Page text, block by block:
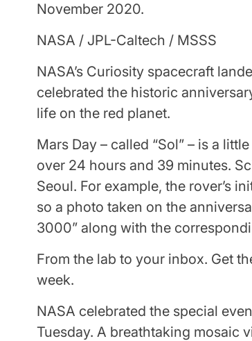
November 2020.
NASA / JPL-Caltech / MSSS
NASA’s Curiosity spacecraft
celebrated the historic
life on the red planet.
Mars Day – called “Sol” – is a
over 24 hours and 39 minutes.
Seoul. For example, the rover’s
so a photo taken on the
3000” along with the
From the lab to your inbox. Get
week.
NASA celebrated the special
Tuesday. A breathtaking mosaic